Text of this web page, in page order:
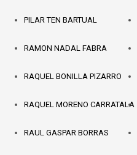
PILAR TEN BARTUAL
RAMON NADAL FABRA
RAQUEL BONILLA PIZARRO
RAQUEL MORENO CARRATALA
RAUL GASPAR BORRAS